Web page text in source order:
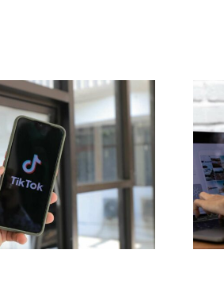
Reichweite
Effektive
Platform-
Tools für 2024